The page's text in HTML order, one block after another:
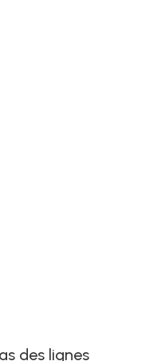
des lignes